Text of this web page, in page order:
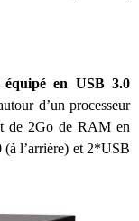
en USB 3.0
d’un processeur
de 2Go de RAM en
l’arrière) et 2*USB